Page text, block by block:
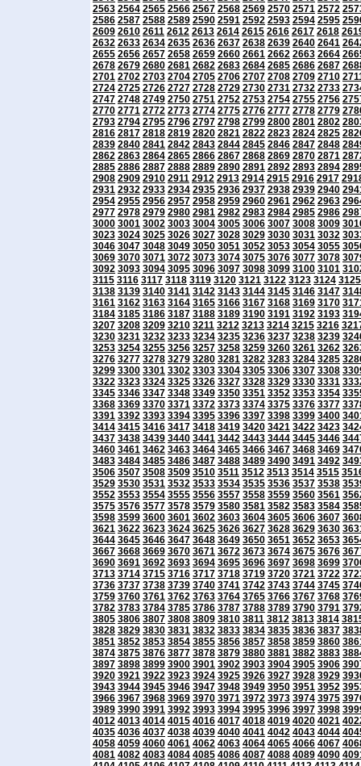
2563 2564 2565 2566 2567 2568 2569 2570 2571 2572
2586 2587 2588 2589 2590 2591 2592 2593 2594 2595
2609 2610 2611 2612 2613 2614 2615 2616 2617 2618
2632 2633 2634 2635 2636 2637 2638 2639 2640 2641
2655 2656 2657 2658 2659 2660 2661 2662 2663 2664
2678 2679 2680 2681 2682 2683 2684 2685 2686 2687
2701 2702 2703 2704 2705 2706 2707 2708 2709 2710
2724 2725 2726 2727 2728 2729 2730 2731 2732 2733
2747 2748 2749 2750 2751 2752 2753 2754 2755 2756
2770 2771 2772 2773 2774 2775 2776 2777 2778 2779
2793 2794 2795 2796 2797 2798 2799 2800 2801 2802
2816 2817 2818 2819 2820 2821 2822 2823 2824 2825
2839 2840 2841 2842 2843 2844 2845 2846 2847 2848
2862 2863 2864 2865 2866 2867 2868 2869 2870 2871
2885 2886 2887 2888 2889 2890 2891 2892 2893 2894
2908 2909 2910 2911 2912 2913 2914 2915 2916 2917
2931 2932 2933 2934 2935 2936 2937 2938 2939 2940
2954 2955 2956 2957 2958 2959 2960 2961 2962 2963
2977 2978 2979 2980 2981 2982 2983 2984 2985 2986
3000 3001 3002 3003 3004 3005 3006 3007 3008 3009
3023 3024 3025 3026 3027 3028 3029 3030 3031 3032
3046 3047 3048 3049 3050 3051 3052 3053 3054 3055
3069 3070 3071 3072 3073 3074 3075 3076 3077 3078
3092 3093 3094 3095 3096 3097 3098 3099 3100 3101
3115 3116 3117 3118 3119 3120 3121 3122 3123 3124 3125
3138 3139 3140 3141 3142 3143 3144 3145 3146 3147
3161 3162 3163 3164 3165 3166 3167 3168 3169 3170
3184 3185 3186 3187 3188 3189 3190 3191 3192 3193
3207 3208 3209 3210 3211 3212 3213 3214 3215 3216
3230 3231 3232 3233 3234 3235 3236 3237 3238 3239
3253 3254 3255 3256 3257 3258 3259 3260 3261 3262
3276 3277 3278 3279 3280 3281 3282 3283 3284 3285
3299 3300 3301 3302 3303 3304 3305 3306 3307 3308
3322 3323 3324 3325 3326 3327 3328 3329 3330 3331
3345 3346 3347 3348 3349 3350 3351 3352 3353 3354
3368 3369 3370 3371 3372 3373 3374 3375 3376 3377
3391 3392 3393 3394 3395 3396 3397 3398 3399 3400
3414 3415 3416 3417 3418 3419 3420 3421 3422 3423
3437 3438 3439 3440 3441 3442 3443 3444 3445 3446
3460 3461 3462 3463 3464 3465 3466 3467 3468 3469
3483 3484 3485 3486 3487 3488 3489 3490 3491 3492
3506 3507 3508 3509 3510 3511 3512 3513 3514 3515
3529 3530 3531 3532 3533 3534 3535 3536 3537 3538
3552 3553 3554 3555 3556 3557 3558 3559 3560 3561
3575 3576 3577 3578 3579 3580 3581 3582 3583 3584
3598 3599 3600 3601 3602 3603 3604 3605 3606 3607
3621 3622 3623 3624 3625 3626 3627 3628 3629 3630
3644 3645 3646 3647 3648 3649 3650 3651 3652 3653
3667 3668 3669 3670 3671 3672 3673 3674 3675 3676
3690 3691 3692 3693 3694 3695 3696 3697 3698 3699
3713 3714 3715 3716 3717 3718 3719 3720 3721 3722
3736 3737 3738 3739 3740 3741 3742 3743 3744 3745
3759 3760 3761 3762 3763 3764 3765 3766 3767 3768
3782 3783 3784 3785 3786 3787 3788 3789 3790 3791
3805 3806 3807 3808 3809 3810 3811 3812 3813 3814
3828 3829 3830 3831 3832 3833 3834 3835 3836 3837
3851 3852 3853 3854 3855 3856 3857 3858 3859 3860
3874 3875 3876 3877 3878 3879 3880 3881 3882 3883
3897 3898 3899 3900 3901 3902 3903 3904 3905 3906
3920 3921 3922 3923 3924 3925 3926 3927 3928 3929
3943 3944 3945 3946 3947 3948 3949 3950 3951 3952
3966 3967 3968 3969 3970 3971 3972 3973 3974 3975
3989 3990 3991 3992 3993 3994 3995 3996 3997 3998
4012 4013 4014 4015 4016 4017 4018 4019 4020 4021
4035 4036 4037 4038 4039 4040 4041 4042 4043 4044
4058 4059 4060 4061 4062 4063 4064 4065 4066 4067
4081 4082 4083 4084 4085 4086 4087 4088 4089 4090